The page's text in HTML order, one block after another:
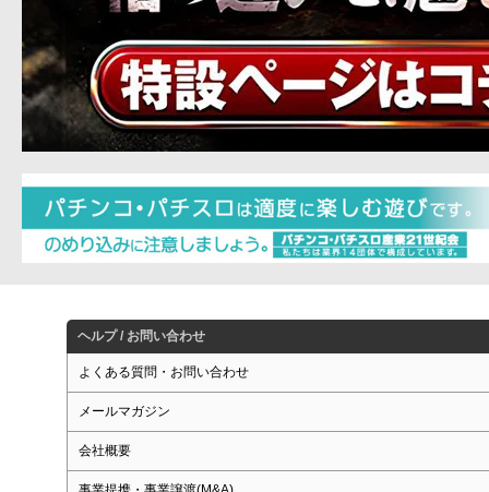
ヘルプ / お問い合わせ
よくある質問・お問い合わせ
メールマガジン
会社概要